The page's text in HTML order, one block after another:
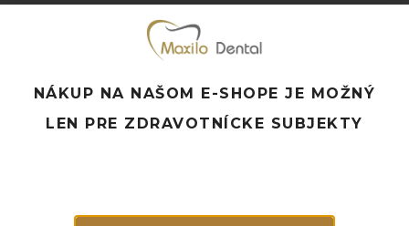
Doprava ZADARMO pri objednávke nad 120 EUR
Potrebujete poradiť? Neváhajte náskontaktovať.
NÁKUP NA NAŠOM E-SHOPE JE MOŽNÝ
LEN PRE ZDRAVOTNÍCKE SUBJEKTY